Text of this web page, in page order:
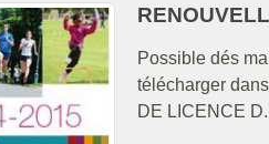
Possible dés
télécharger
DE LICENCE